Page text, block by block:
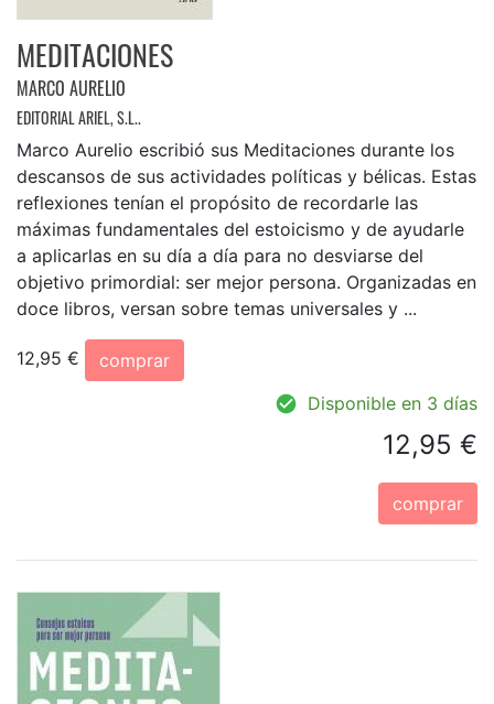
MEDITACIONES
MARCO AURELIO
EDITORIAL ARIEL, S.L..
Marco Aurelio escribió sus Meditaciones durante los
descansos de sus actividades políticas y bélicas. Estas
reflexiones tenían el propósito de recordarle las
máximas fundamentales del estoicismo y de ayudarle
a aplicarlas en su día a día para no desviarse del
objetivo primordial: ser mejor persona. Organizadas en
doce libros, versan sobre temas universales y ...
12,95 €
comprar
Disponible en 3 días
12,95 €
comprar